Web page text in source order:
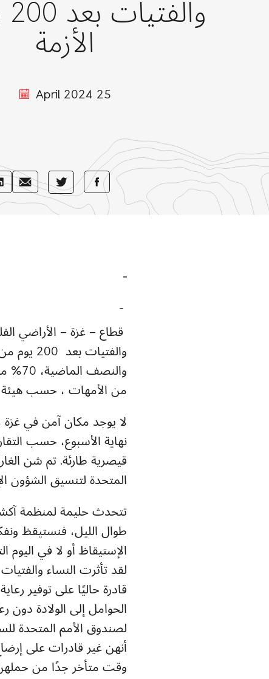
الأزمة
25 April 2024
Share
with
Share
with
Share
قطاع – غزة – الأراضي
من الأمهات ، حسب هيئة
نهاية الأسبوع، حسب
قيصرية طارئة. تم شن
المتحدة لتنسيق الشؤون
تتحدث حليمة لمنظمة
طوال الليل، فنستيقظ
الإستيقاظ أو لا في اليوم
الحوامل إلى الولادة دون
لصندوق الأمم المتحدة
أنهن غير قادرات على